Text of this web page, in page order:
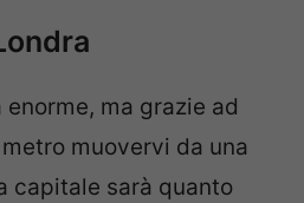
ma grazie ad
muovervi da una
capitale sarà quanto